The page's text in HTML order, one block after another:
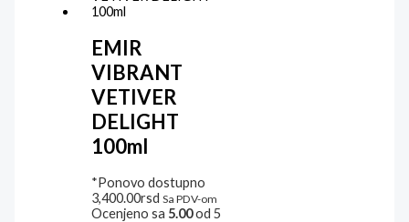
EMIR
VIBRANT
VETIVER
DELIGHT
100ml
*Ponovo dostupno
3,400.00rsd Sa PDV-om
Ocenjeno sa 5.00od 5